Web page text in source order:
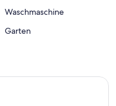
Waschmaschine
Garten